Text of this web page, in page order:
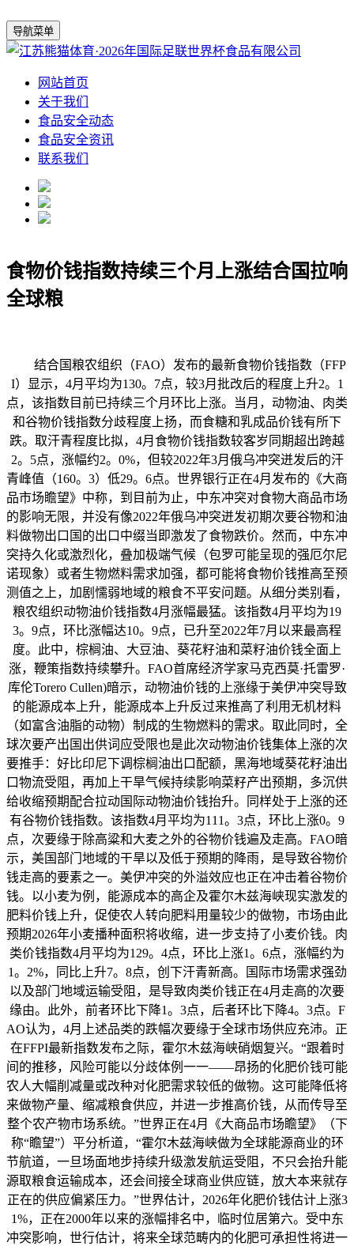
导航菜单
网站首页
关于我们
食品安全动态
食品安全资讯
联系我们
食物价钱指数持续三个月上涨结合国拉响
全球粮
结合国粮农组织（FAO）发布的最新食物价钱指数（FFP
I）显示，4月平均为130。7点，较3月批改后的程度上升2。1
点，该指数目前已持续三个月环比上涨。当月，动物油、肉类
和谷物价钱指数分歧程度上扬，而食糖和乳成品价钱有所下
跌。取汗青程度比拟，4月食物价钱指数较客岁同期超出跨越
2。5点，涨幅约2。0%，但较2022年3月俄乌冲突迸发后的汗
青峰值（160。3）低29。6点。世界银行正在4月发布的《大商
品市场瞻望》中称，到目前为止，中东冲突对食物大商品市场
的影响无限，并没有像2022年俄乌冲突迸发初期次要谷物和油
料做物出口国的出口中缀当即激发了食物跌价。然而，中东冲
突持久化或激烈化，叠加极端气候（包罗可能呈现的强厄尔尼
诺现象）或者生物燃料需求加强，都可能将食物价钱推高至预
测值之上，加剧懦弱地域的粮食不平安问题。从细分类别看，
粮农组织动物油价钱指数4月涨幅最猛。该指数4月平均为19
3。9点，环比涨幅达10。9点，已升至2022年7月以来最高程
度。此中，棕榈油、大豆油、葵花籽油和菜籽油价钱全面上
涨，鞭策指数持续攀升。FAO首席经济学家马克西莫·托雷罗·
库伦Torero Cullen)暗示，动物油价钱的上涨缘于美伊冲突导致
的能源成本上升，能源成本上升反过来推高了利用无机材料
（如富含油脂的动物）制成的生物燃料的需求。取此同时，全
球次要产出国出供词应受限也是此次动物油价钱集体上涨的次
要推手：好比印尼下调棕榈油出口配额，黑海地域葵花籽油出
口物流受阻，再加上干旱气候持续影响菜籽产出预期，多沉供
给收缩预期配合拉动国际动物油价钱抬升。同样处于上涨的还
有谷物价钱指数。该指数4月平均为111。3点，环比上涨0。9
点，次要缘于除高粱和大麦之外的谷物价钱遍及走高。FAO暗
示，美国部门地域的干旱以及低于预期的降雨，是导致谷物价
钱走高的要素之一。美伊冲突的外溢效应也正在冲击着谷物价
钱。以小麦为例，能源成本的高企及霍尔木兹海峡现实激发的
肥料价钱上升，促使农人转向肥料用量较少的做物，市场由此
预期2026年小麦播种面积将收缩，进一步支持了小麦价钱。肉
类价钱指数4月平均为129。4点，环比上涨1。6点，涨幅约为
1。2%，同比上升7。8点，创下汗青新高。国际市场需求强劲
以及部门地域运输受阻，是导致肉类价钱正在4月走高的次要
缘由。此外，前者环比下降1。3点，后者环比下降4。3点。F
AO认为，4月上述品类的跌幅次要缘于全球市场供应充沛。正
在FFPI最新指数发布之际，霍尔木兹海峡硝烟复兴。“跟着时
间的推移，风险可能以分歧体例一一——昂扬的化肥价钱可能
农人大幅削减量或改种对化肥需求较低的做物。这可能降低将
来做物产量、缩减粮食供应，并进一步推高价钱，从而传导至
整个农产物市场系统。”世界正在4月《大商品市场瞻望》（下
称“瞻望”）平分析道，“霍尔木兹海峡做为全球能源商业的环
节航道，一旦场面地步持续升级激发航运受阻，不只会抬升能
源取粮食运输成本，还会间接全球商业供应链，放大本来就存
正在的供应偏紧压力。”世界估计，2026年化肥价钱估计上涨3
1%，正在2000年以来的涨幅排名中，临时位居第六。受中东
冲突影响，世行估计，将来全球范畴内的化肥可承担性将进一